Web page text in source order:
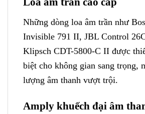
Những dòng loa âm trần như
Invisible 791 II, JBL Control
Klipsch CDT-5800-C II được
biệt cho không gian sang trọng,
lượng âm thanh vượt trội.
Amply khuếch đại âm